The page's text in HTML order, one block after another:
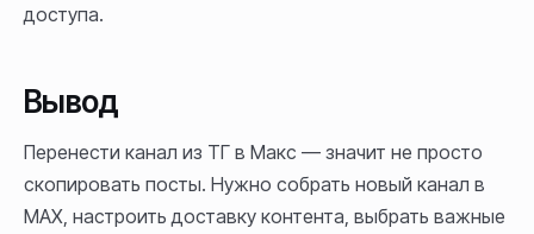
доступа.
Вывод
Перенести канал из ТГ в Макс — значит не просто
скопировать посты. Нужно собрать новый канал в
MAX, настроить доставку контента, выбрать важные